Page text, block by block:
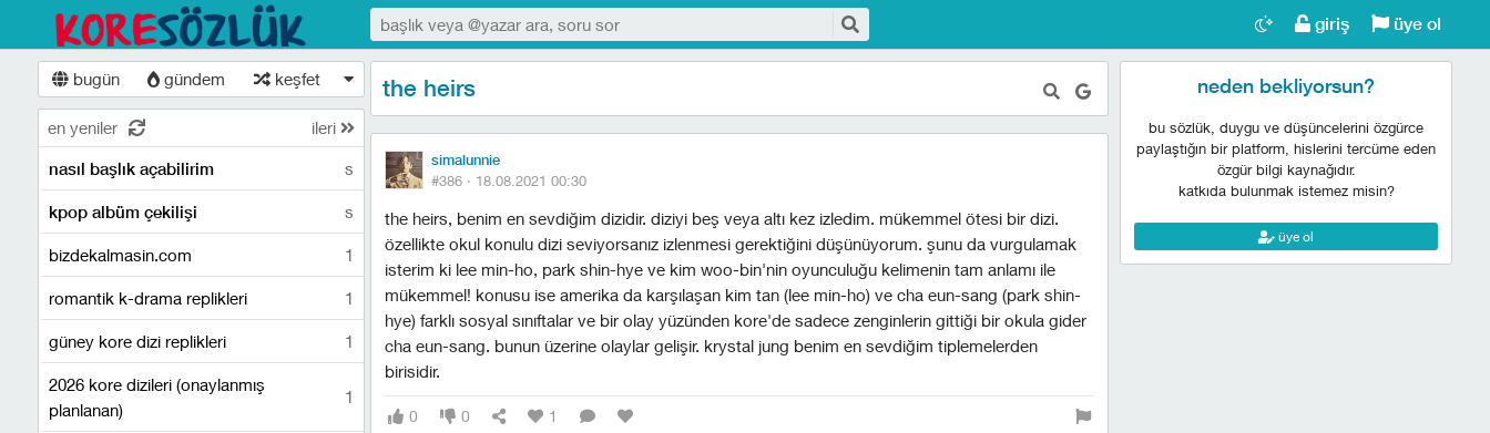
giriş üye ol
bugün gündem keşfet
en yeniler ileri
nasıl başlık açabilirim s
kpop albüm çekilişi s
bizdekalmasin.com 1
romantik k-drama replikleri 1
güney kore dizi replikleri 1
2026 kore dizileri (onaylanmış
planlanan)
1
the heirs
simalunnie
#386 · 18.08.2021 00:30
the heirs, benim en sevdiğim dizidir. diziyi beş veya altı kez izledim. mükemmel ötesi bir dizi.
özellikte okul konulu dizi seviyorsanız izlenmesi gerektiğini düşünüyorum. şunu da vurgulamak
isterim ki lee min-ho, park shin-hye ve kim woo-bin'nin oyunculuğu kelimenin tam anlamı ile
mükemmel! konusu ise amerika da karşılaşan kim tan (lee min-ho) ve cha eun-sang (park shin-
hye) farklı sosyal sınıftalar ve bir olay yüzünden kore'de sadece zenginlerin gittiği bir okula gider
cha eun-sang. bunun üzerine olaylar gelişir. krystal jung benim en sevdiğim tiplemelerden
birisidir.
0 0 1
neden bekliyorsun?
bu sözlük, duygu ve düşüncelerini özgürce
paylaştığın bir platform, hislerini tercüme eden
özgür bilgi kaynağıdır.
katkıda bulunmak istemez misin?
üye ol